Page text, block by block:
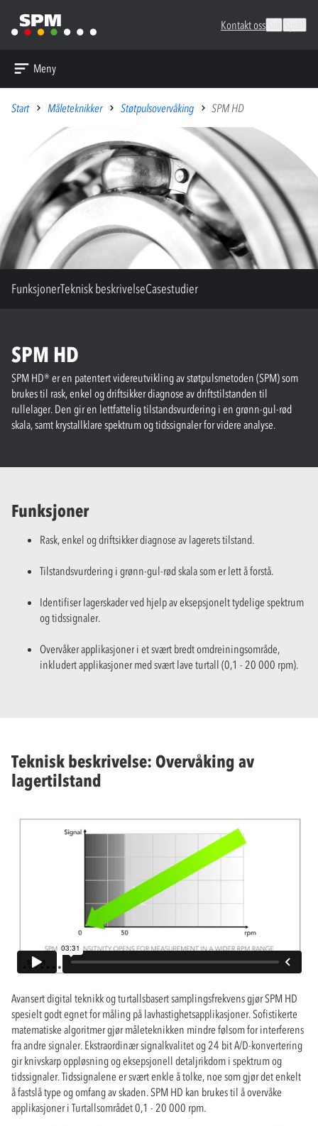
Kontakt oss
Meny
Start Måleteknikker Støtpulsovervåking SPM HD
FunksjonerTeknisk beskrivelseCasestudier
SPM HD
SPM HD® er en patentert videreutvikling av støtpulsmetoden (SPM) som
brukes til rask, enkel og driftsikker diagnose av driftstilstanden til
rullelager. Den gir en lettfattelig tilstandsvurdering i en grønn-gul-rød
skala, samt krystallklare spektrum og tidssignaler for videre analyse.
Funksjoner
Rask, enkel og driftsikker diagnose av lagerets tilstand.
Tilstandsvurdering i grønn-gul-rød skala som er lett å forstå.
Identifiser lagerskader ved hjelp av eksepsjonelt tydelige spektrum
og tidssignaler.
Overvåker applikasjoner i et svært bredt omdreiningsområde,
inkludert applikasjoner med svært lave turtall (0,1 - 20 000 rpm).
Teknisk beskrivelse: Overvåking av
lagertilstand
Avansert digital teknikk og turtallsbasert samplingsfrekvens gjør SPM HD
spesielt godt egnet for måling på lavhastighetsapplikasjoner. Sofistikerte
matematiske algoritmer gjør måleteknikken mindre følsom for interferens
fra andre signaler. Ekstraordinær signalkvalitet og 24 bit A/D-konvertering
gir knivskarp oppløsning og eksepsjonell detaljrikdom i spektrum og
tidssignaler. Tidssignalene er svært enkle å tolke, noe som gjør det enkelt
å fastslå type og omfang av skaden. SPM HD kan brukes til å overvåke
applikasjoner i Turtallsområdet 0,1 - 20 000 rpm.